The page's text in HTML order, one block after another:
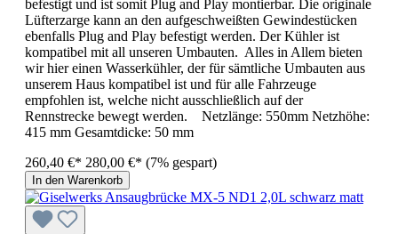
befestigt und ist somit Plug and Play montierbar. Die originale
Lüfterzarge kann an den aufgeschweißten Gewindestücken
ebenfalls Plug and Play befestigt werden. Der Kühler ist
kompatibel mit all unseren Umbauten. Alles in Allem bieten
wir hier einen Wasserkühler, der für sämtliche Umbauten aus
unserem Haus kompatibel ist und für alle Fahrzeuge
empfohlen ist, welche nicht ausschließlich auf der
Rennstrecke bewegt werden. Netzlänge: 550mm Netzhöhe:
415 mm Gesamtdicke: 50 mm
260,40 €* 280,00 €* (7% gespart)
In den Warenkorb